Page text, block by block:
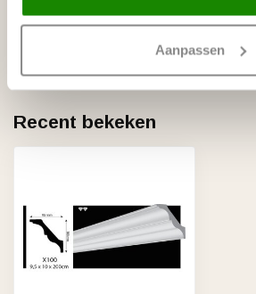
Aanpassen
NMC Nomastyl Plus AT
mm), lengte 2 m
Recent bekeken